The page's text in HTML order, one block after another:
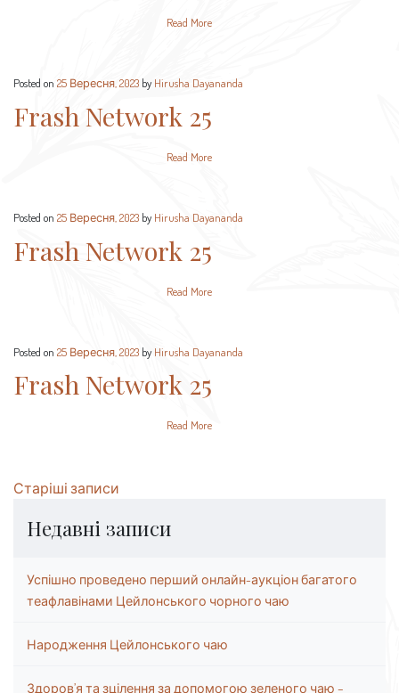
Read More
Posted on 25 Вересня, 2023 byHirusha Dayananda
Frash Network 25
Read More
Posted on 25 Вересня, 2023 by Hirusha Dayananda
Frash Network 25
Read More
Posted on 25 Вересня, 2023 byHirusha Dayananda
Frash Network 25
Read More
Навігація
Старіші записи
Недавні записи
Успішно проведено перший онлайн-аукціон багатого
теафлавінами Цейлонського чорного чаю
Народження Цейлонського чаю
Здоров’я та зцілення за допомогою зеленого чаю –